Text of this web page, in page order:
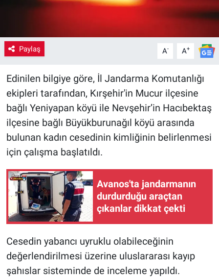
Paylaş A- A+
Edinilen bilgiye göre, İl Jandarma Komutanlığı
ekipleri tarafından, Kırşehir'in Mucur ilçesine
bağlı Yeniyapan köyü ile Nevşehir’in Hacıbektaş
ilçesine bağlı Büyükburunağıl köyü arasında
bulunan kadın cesedinin kimliğinin belirlenmesi
için çalışma başlatıldı.
Avanos'ta jandarmanın
durdurduğu araçtan
çıkanlar dikkat çekti
Cesedin yabancı uyruklu olabileceğinin
değerlendirilmesi üzerine uluslararası kayıp
şahıslar sisteminde de inceleme yapıldı.